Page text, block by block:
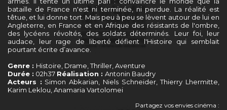
bataille de France n'est ni terminée, ni perdue. La réalité est
têtue, et lui donne tort. Mais peu à peu se lèvent autour de lui en
Angleterre, en France et en Afrique des résistants de l'ombre,
des lycéens révoltés, des soldats déterminés. Leur foi, leur
audace, leur rage de liberté défient l'Histoire qui semblait
pourtant écrite d’avance.
Genre : Histoire, Drame, Thriller, Aventure
Durée : 02h37 Réalisation : Antonin Baudry
Acteurs : Simon Abkarian, Niels Schneider, Thierry Lhermitte,
Karim Leklou, Anamaria Vartolomei
Partagez vos envies cinéma :